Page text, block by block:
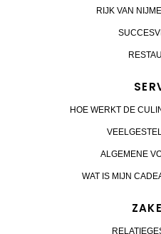
RIJK VAN
HOE WERKT DE
ALGEMENE
WAT IS MIJN